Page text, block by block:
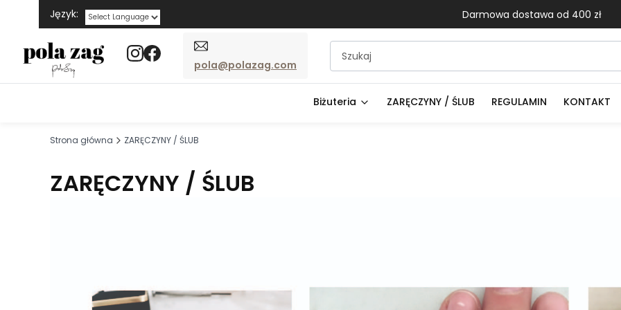
Język:
Powered by
Darmowa dostawa od 400 zł
pola@polazag.com
Biżuteria ZARĘCZYNY / ŚLUB REGULAMIN KONTAKT
Strona główna ZARĘCZYNY / ŚLUB
ZARĘCZYNY / ŚLUB